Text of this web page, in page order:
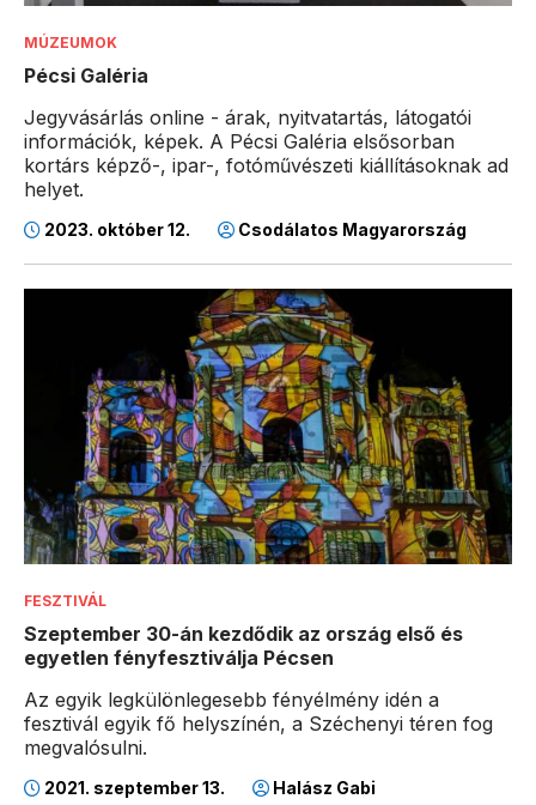
MÚZEUMOK
Pécsi Galéria
Jegyvásárlás online - árak, nyitvatartás, látogatói
információk, képek. A Pécsi Galéria elsősorban
kortárs képző-, ipar-, fotóművészeti kiállításoknak ad
helyet.
2023. október 12. Csodálatos Magyarország
FESZTIVÁL
Szeptember 30-án kezdődik az ország első és
egyetlen fényfesztiválja Pécsen
Az egyik legkülönlegesebb fényélmény idén a
fesztivál egyik fő helyszínén, a Széchenyi téren fog
megvalósulni.
2021. szeptember 13. Halász Gabi